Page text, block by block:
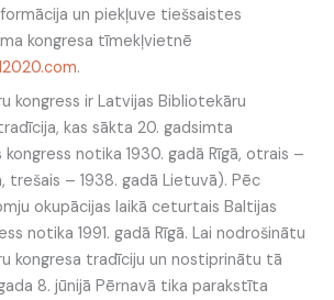
un piekļuve tiešsaistes
kongresa tīmekļvietnē
.
kongress ir Latvijas Bibliotekāru
kas sākta 20. gadsimta
notika 1930. gadā Rīgā, otrais –
trešais – 1938. gadā Lietuvā). Pēc
okupācijas laikā ceturtais Baltijas
notika 1991. gadā Rīgā. Lai nodrošinātu
kongresa tradīciju un nostiprinātu tā
8. jūnijā Pērnavā tika parakstīta